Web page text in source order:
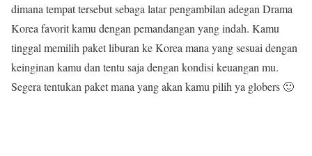
dimana tempat tersebut sebaga latar pengambilan adegan Drama
Korea favorit kamu dengan pemandangan yang indah. Kamu
tinggal memilih paket liburan ke Korea mana yang sesuai dengan
keinginan kamu dan tentu saja dengan kondisi keuangan mu.
Segera tentukan paket mana yang akan kamu pilih ya globers 🙂